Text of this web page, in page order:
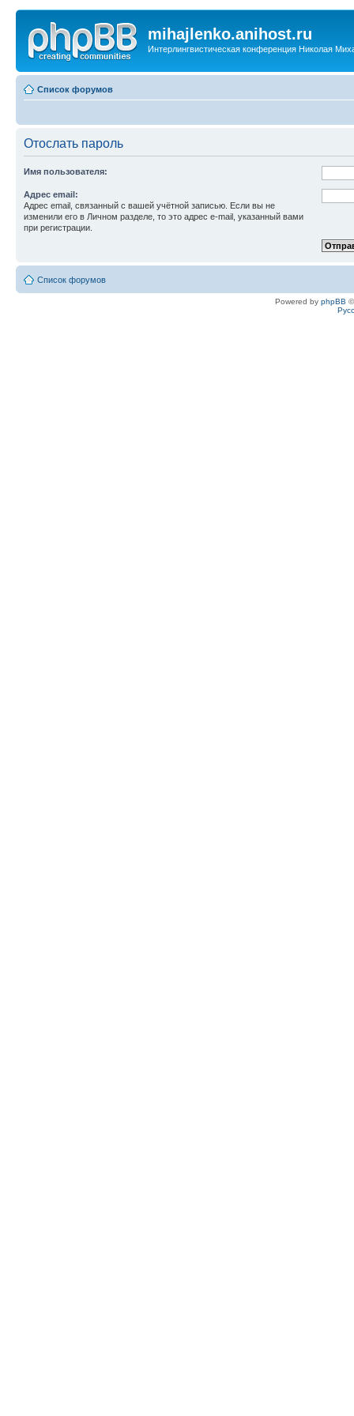
mihajlenko.anihost.ru
Интерлингвистическая конференция Николая
Список форумов
Отослать пароль
Имя пользователя:
Адрес email:
Адрес email, связанный с вашей учётной записью. Если вы не
изменили его в Личном разделе, то это адрес e-mail, указанный вами
при регистрации.
Список форумов
Powered by phpBB